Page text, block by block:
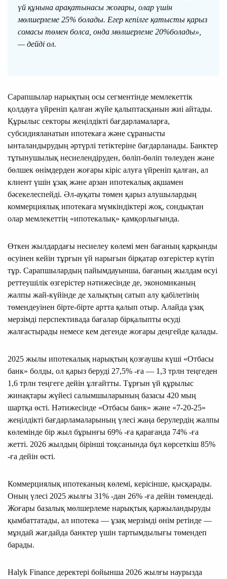
үй құнына арақатынасы жоғары, олар үшін
мөлшерлеме 25% болады. Егер кепілге қатысты қарыз
сомасы төмен болса, онда мөлшерлеме 20%болады»,
— дейді ол.
Сарапшылар нарықтың осы сегментінде мемлекеттік
қолдауға үйреніп қалған жүйе қалыптасқанын жиі айтады.
Құрылыс секторы жеңілдікті бағдарламаларға,
субсидияланатын ипотекаға және сұранысты
ынталандырудың әртүрлі тетіктеріне бағдарланады. Банктер
тұтынушылық несиелендіруден, бөліп-бөліп төлеуден және
бөлшек өнімдерден жоғары кіріс алуға үйреніп қалған, ал
клиент үшін ұзақ және арзан ипотекалық ақшамен
бәсекелеспейді. Әл-ауқаты төмен қарыз алушылардың
коммерциялық ипотекаға мүмкiндiктерi жоқ, сондықтан
олар мемлекеттiң «ипотекалық» қамқорлығында.
Өткен жылдардағы несиелеу көлемі мен бағаның қарқынды
өсуінен кейін тұрғын үй нарығын бірқатар өзгерістер күтіп
тұр. Сарапшылардың пайымдауынша, бағаның жылдам өсуі
реттеушілік өзгерістер нәтижесінде де, экономиканың
жалпы жай-күйінде де халықтың сатып алу қабілетінің
төмендеуінен бірте-бірте артта қалып отыр. Алайда ұзақ
мерзімді перспективада бағалар бірқалыпты өсуді
жалғастырады немесе кем дегенде жоғары деңгейде қалады.
2025 жылы ипотекалық нарықтың қозғаушы күші «Отбасы
банк» болды, ол қарыз беруді 27,5% -ға — 1,3 трлн теңгеден
1,6 трлн теңгеге дейін ұлғайтты. Тұрғын үй құрылыс
жинақтары жүйесі салымшыларының базасы 420 мың
шартқа өсті. Нәтижесінде «Отбасы банк» және «7-20-25»
жеңілдікті бағдарламаларының үлесі жаңа берулердің жалпы
көлемінде бір жыл бұрынғы 69% -ға қарағанда 74% -ға
жетті. 2026 жылдың бірінші тоқсанында бұл көрсеткіш 85%
-ға дейін өсті.
Коммерциялық ипотеканың көлемі, керісінше, қысқарады.
Оның үлесі 2025 жылғы 31% -дан 26% -ға дейін төмендеді.
Жоғары базалық мөлшерлеме нарықтық қаржыландыруды
қымбаттатады, ал ипотека — ұзақ мерзімді өнім ретінде —
мұндай жағдайда банктер үшін тартымдылығы төмендеп
барады.
Halyk Finance деректері бойынша 2026 жылғы наурызда